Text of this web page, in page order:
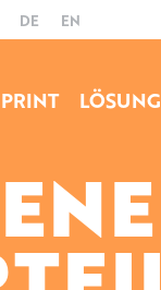
DE EN
PRINT